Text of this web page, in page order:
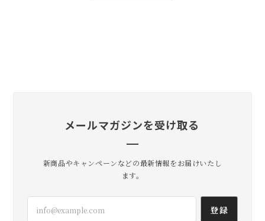
メールマガジンを受け取る
新商品やキャンペーンなどの最新情報をお届けいたし
ます。
登録